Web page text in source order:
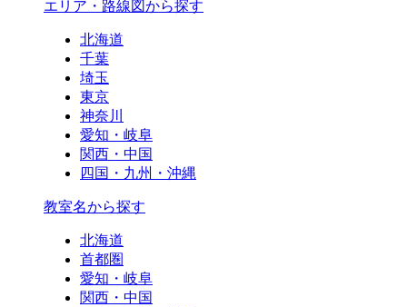
エリア・路線図から探す
北海道
千葉
埼玉
東京
神奈川
愛知・岐阜
関西・中国
四国・九州・沖縄
教室名から探す
北海道
首都圏
愛知・岐阜
関西・中国